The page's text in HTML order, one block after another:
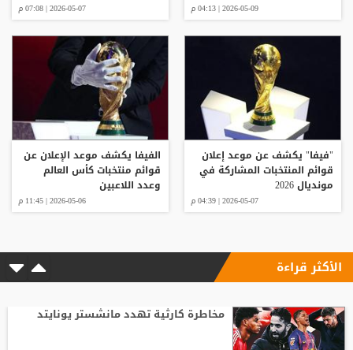
2026-05-09 | 04:13 م 2026-05-07 | 07:08 م
"فيفا" يكشف عن موعد إعلان
قوائم المنتخبات المشاركة في
مونديال 2026
2026-05-07 | 04:39 م
الفيفا يكشف موعد الإعلان عن
قوائم منتخبات كأس العالم
وعدد اللاعبين
2026-05-06 | 11:45 م
الأكثر قراءة
مخاطرة كارثية تهدد مانشستر يونايتد